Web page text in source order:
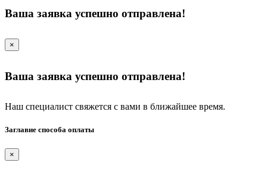
Ваша заявка успешно отправлена!
×
Ваша заявка успешно отправлена!
Наш специалист свяжется с вами в ближайшее время.
Заглавие способа оплаты
×